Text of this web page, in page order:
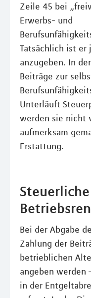
Zeile 45 bei
Erwerbs- und
Tatsächlich ist er
anzugeben. In
Beiträge zur
Unterläuft
werden sie nicht
aufmerksam
Erstattung.
Bei der Abgabe
Zahlung der
betrieblichen
angeben werden
in der